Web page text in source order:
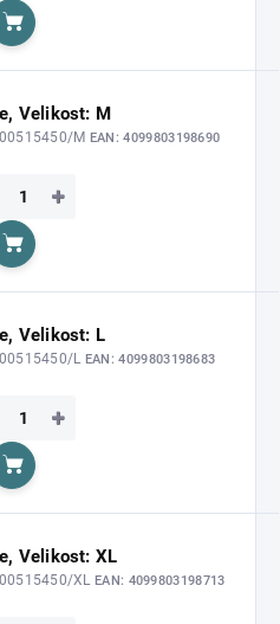
Do košíku
Velikost: M
M EAN: 4099803198690
+
Do košíku
Velikost: L
L EAN: 4099803198683
+
Do košíku
Velikost: XL
XL EAN: 4099803198713